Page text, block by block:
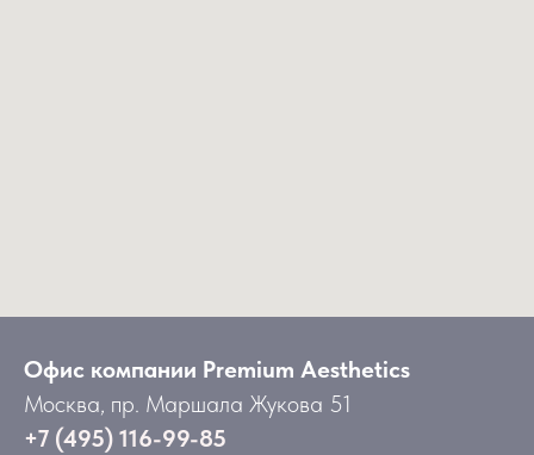
Офис компании Premium Aesthetics
Москва, пр. Маршала Жукова 51
+7 (495) 116-99-85